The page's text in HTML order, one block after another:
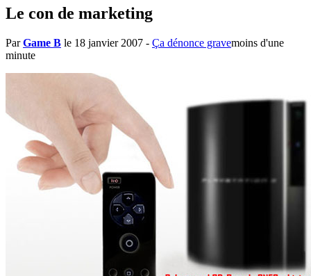
Le con de marketing
ParGame B le 18 janvier 2007 - Ça dénonce gravemoins d'une
minute